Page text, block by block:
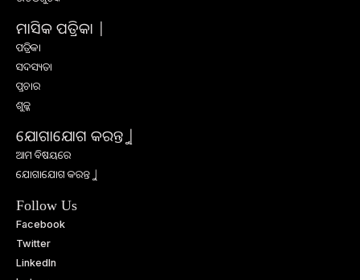
ମାସିକ ପତ୍ରିକା |
ପତ୍ରିକା
ସଦସ୍ୟତା
ପ୍ରଚାର
ଶୁଳ୍କ
ଯୋଗାଯୋଗ କରନ୍ତୁ |
ଆମ ବିଷୟରେ
ଯୋଗାଯୋଗ କରନ୍ତୁ |
Follow Us
Facebook
Twitter
LinkedIn